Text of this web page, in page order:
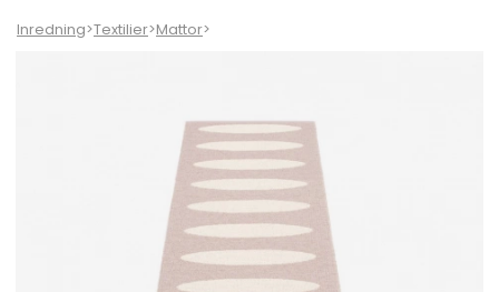
Inredning>Textilier>Mattor>